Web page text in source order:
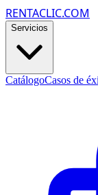
RENTACLIC.COM
Servicios
CatálogoCasos de